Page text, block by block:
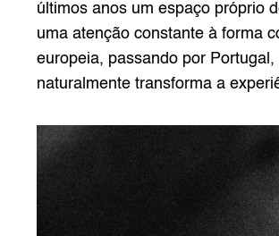
últimos anos um espaço próprio
uma atenção constante à forma
europeia, passando por
naturalmente transforma a